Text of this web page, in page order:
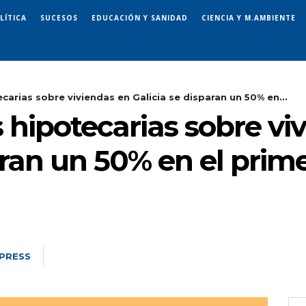
SUCESOS EDUCACIÓN Y SANIDAD CIENCIA Y M.AMBIENTE
sobre viviendas en Galicia se disparan un 50% en...
hipotecarias sobre
un 50% en el